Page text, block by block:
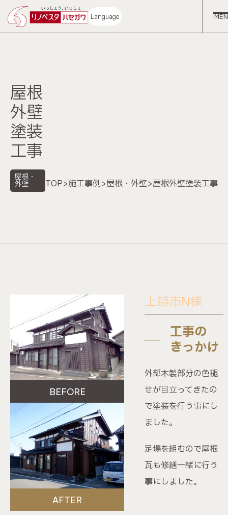
不動産情報
ショールーム
会社案内
イベント情報
お知らせ
無料個別相談会
FP相談サービス
Language
屋根
外壁
塗装
工事
屋根・
外壁 TOP>施工事例>屋根・外壁>屋根外壁塗装工事
BEFORE
AFTER
上越市N様
工事の
きっかけ
外部木製部分の色褪
せが目立ってきたの
で塗装を行う事にし
ました。
足場を組むので屋根
瓦も修繕一緒に行う
事にしました。